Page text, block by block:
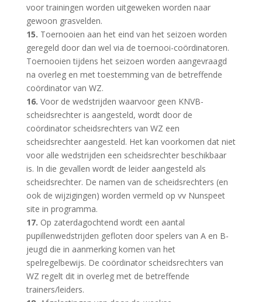
voor trainingen worden uitgeweken worden naar
gewoon grasvelden.
15. Toernooien aan het eind van het seizoen worden
geregeld door dan wel via de toernooi-coördinatoren.
Toernooien tijdens het seizoen worden aangevraagd
na overleg en met toestemming van de betreffende
coördinator van WZ.
16. Voor de wedstrijden waarvoor geen KNVB-
scheidsrechter is aangesteld, wordt door de
coördinator scheidsrechters van WZ een
scheidsrechter aangesteld. Het kan voorkomen dat niet
voor alle wedstrijden een scheidsrechter beschikbaar
is. In die gevallen wordt de leider aangesteld als
scheidsrechter. De namen van de scheidsrechters (en
ook de wijzigingen) worden vermeld op vv Nunspeet
site in programma.
17. Op zaterdagochtend wordt een aantal
pupillenwedstrijden gefloten door spelers van A en B-
jeugd die in aanmerking komen van het
spelregelbewijs. De coördinator scheidsrechters van
WZ regelt dit in overleg met de betreffende
trainers/leiders.